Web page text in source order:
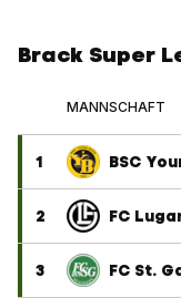
Brack Super
MANNSCHAFT
1 BSC
2 FC
3 FC St.